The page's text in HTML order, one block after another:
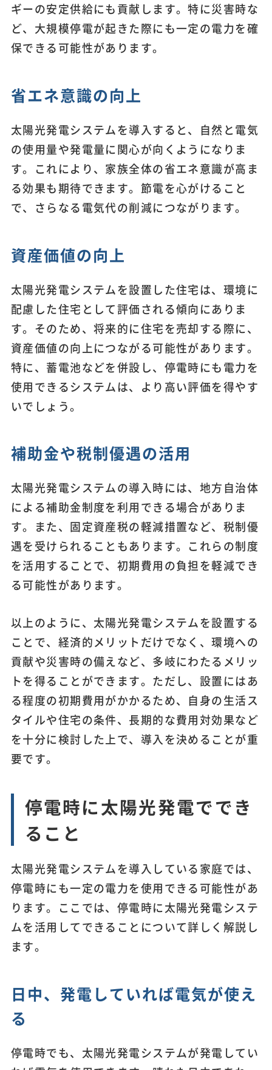
ギーの安定供給にも貢献します。特に災害時な
ど、大規模停電が起きた際にも一定の電力を確
保できる可能性があります。
省エネ意識の向上
太陽光発電システムを導入すると、自然と電気
の使用量や発電量に関心が向くようになりま
す。これにより、家族全体の省エネ意識が高ま
る効果も期待できます。節電を心がけること
で、さらなる電気代の削減につながります。
資産価値の向上
太陽光発電システムを設置した住宅は、環境に
配慮した住宅として評価される傾向にありま
す。そのため、将来的に住宅を売却する際に、
資産価値の向上につながる可能性があります。
特に、蓄電池などを併設し、停電時にも電力を
使用できるシステムは、より高い評価を得やす
いでしょう。
補助金や税制優遇の活用
太陽光発電システムの導入時には、地方自治体
による補助金制度を利用できる場合がありま
す。また、固定資産税の軽減措置など、税制優
遇を受けられることもあります。これらの制度
を活用することで、初期費用の負担を軽減でき
る可能性があります。
以上のように、太陽光発電システムを設置する
ことで、経済的メリットだけでなく、環境への
貢献や災害時の備えなど、多岐にわたるメリッ
トを得ることができます。ただし、設置にはあ
る程度の初期費用がかかるため、自身の生活ス
タイルや住宅の条件、長期的な費用対効果など
を十分に検討した上で、導入を決めることが重
要です。
停電時に太陽光発電ででき
ること
太陽光発電システムを導入している家庭では、
停電時にも一定の電力を使用できる可能性があ
ります。ここでは、停電時に太陽光発電システ
ムを活用してできることについて詳しく解説し
ます。
日中、発電していれば電気が使え
る
停電時でも、太陽光発電システムが発電してい